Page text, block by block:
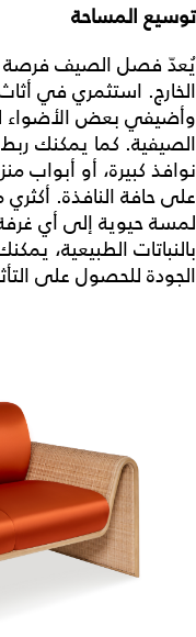
توسيع المساحة
يُعدّ فصل الصيف فرصة
الخارج. استثمري في
وأضيفي بعض الأضواء
الصيفية. كما يمكنك ربط
نوافذ كبيرة، أو أبواب
على حافة النافذة.
لمسة حيوية إلى أي
بالنباتات الطبيعية،
الجودة للحصول على